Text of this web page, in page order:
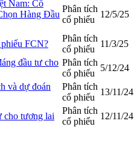
Nam: Cổ
Hàng Đầu
Phân tích
cổ phiếu
12/5/25
FCN?
Phân tích
cổ phiếu
11/3/25
đầu tư cho Phân tích
cổ phiếu
5/12/24
và dự đoán
Phân tích
cổ phiếu
13/11/24
cho tương lai
Phân tích
cổ phiếu
12/11/24